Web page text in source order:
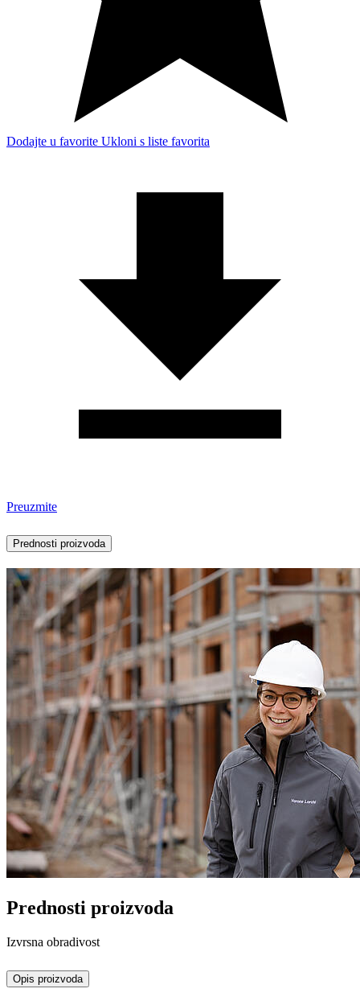
Dodajte u favorite Ukloni s liste favorita
Preuzmite
Prednosti proizvoda
Prednosti proizvoda
Izvrsna obradivost
Opis proizvoda